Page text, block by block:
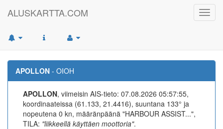
ALUSKARTTA.COM
APOLLON - OIOH
APOLLON, viimeisin AIS-tieto: 07.08.2026 05:57:55,
koordinaateissa (61.133, 21.4416), suuntana 133° ja
nopeutena 0 kn, määränpäänä "HARBOUR ASSIST...",
TILA: "liikkeellä käyttäen moottoria".